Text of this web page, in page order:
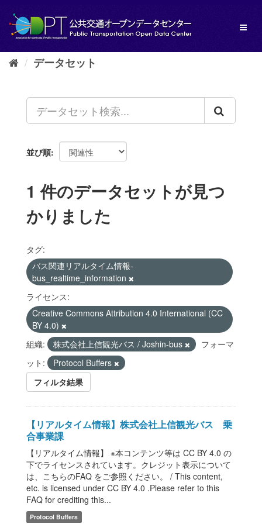
し
データセット
並び順
1 件のデータセットが見つ
かりました
タグ:
バス関連リアルタイム情報-
bus_realtime_information
ライセンス:
Creative Commons Attribution 4.0 International (CC
BY 4.0)
組織:
株式会社上信観光バス / Joshin-bus
フォーマ
ット:
Protocol Buffers
フィルタ結果
【リアルタイム情報】株式会社上信観光バス 乗
合事業課
【リアルタイム情報】 ※本コンテンツ等は CC BY 4.0 の
下でライセンスされています。クレジット表示について
は、こちらのFAQ をご参照ください。 / This content,
etc. is licensed under CC BY 4.0 .Please refer to this
FAQ for crediting this...
Protocol Buffers